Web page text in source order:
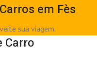
em Fès
sua viagem.
Carro